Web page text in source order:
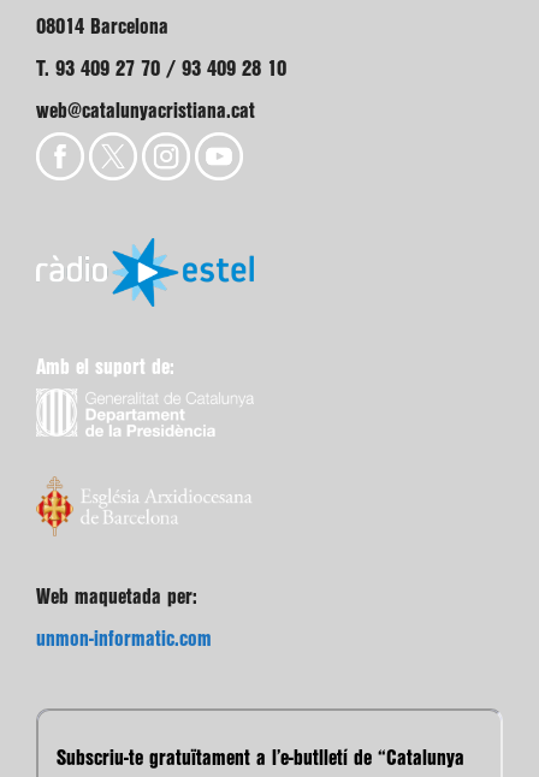
08014 Barcelona
T. 93 409 27 70 / 93 409 28 10
web@catalunyacristiana.cat
Amb el suport de:
Web maquetada per:
unmon-informatic.com
Subscriu-te gratuïtament a l’e-butlletí de “Catalunya